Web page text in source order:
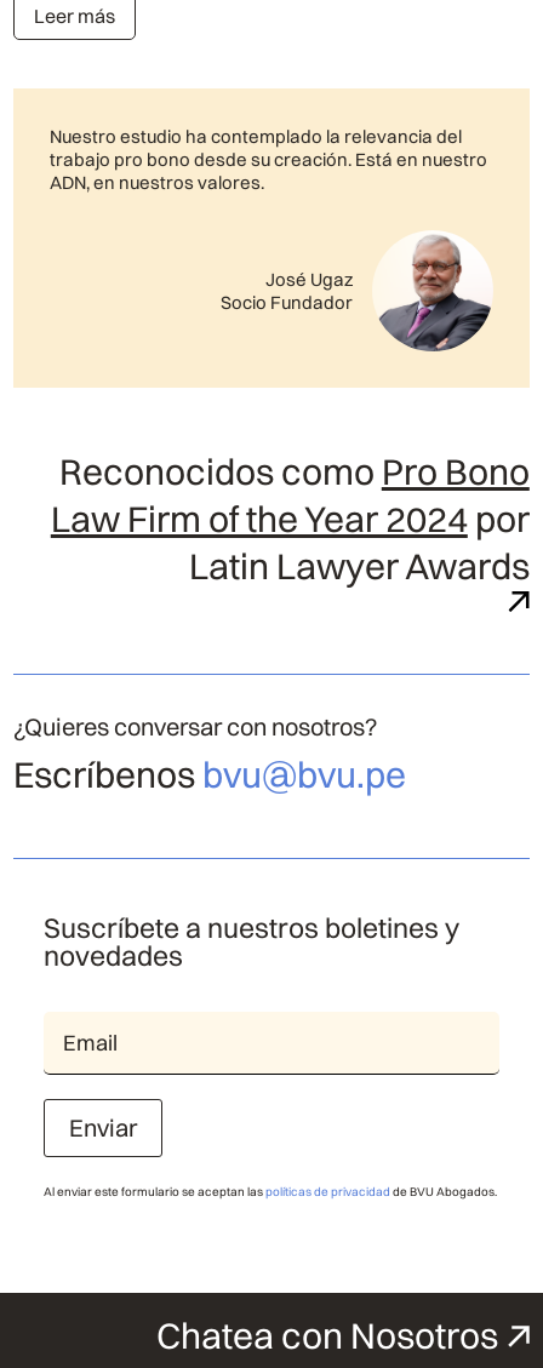
Leer más
Nuestro estudio ha contemplado la relevancia del
trabajo pro bono desde su creación. Está en nuestro
ADN, en nuestros valores.
José Ugaz
Socio Fundador
Reconocidos como Pro Bono
Law Firm of the Year 2024por
Latin Lawyer Awards
¿Quieres conversar con nosotros?
Escríbenos bvu@bvu.pe
Suscríbete a nuestros boletines y
novedades
Enviar
Al enviar este formulario se aceptan laspolíticas de privacidad de BVU Abogados.
Chatea con Nosotros